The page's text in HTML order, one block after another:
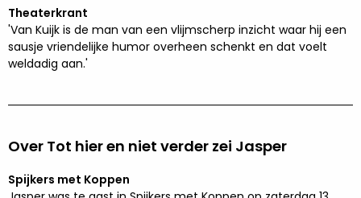
Theaterkrant
'Van Kuijk is de man van een vlijmscherp inzicht waar hij een
sausje vriendelijke humor overheen schenkt en dat voelt
weldadig aan.'
Over Tot hier en niet verder zei Jasper
Spijkers met Koppen